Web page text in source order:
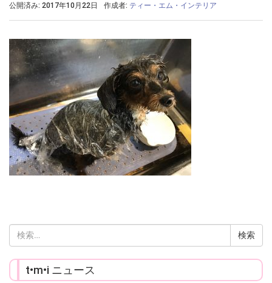
公開済み: 2017年10月22日 作成者: ティー・エム・インテリア
索:
t•m•i ニュース